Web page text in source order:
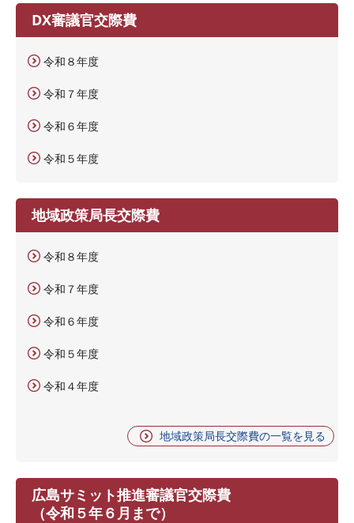
DX審議官交際費
令和８年度
令和７年度
令和６年度
令和５年度
地域政策局長交際費
令和８年度
令和７年度
令和６年度
令和５年度
令和４年度
地域政策局長交際費の一覧を見る
広島サミット推進審議官交際費
（令和５年６月まで）